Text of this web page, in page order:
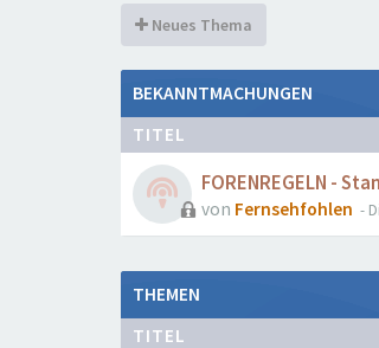
Neues Thema
BEKANNTMACHUNGEN
TITEL
FORENREGELN -
von Fernsehfohlen -
THEMEN
TITEL